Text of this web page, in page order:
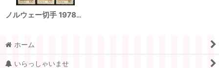
ノルウェー切手 1978年 伝統木製玩具 3種
ホーム
いらっしゃいませ